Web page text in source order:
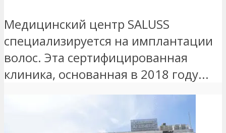
Медицинский центр SALUSS
специализируется на имплантации
волос. Эта сертифицированная
клиника, основанная в 2018 году...